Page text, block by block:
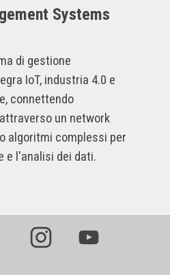
Systems
di gestione
IoT, industria 4.0 e
connettendo
un network
algoritmi complessi per
e l'analisi dei dati.